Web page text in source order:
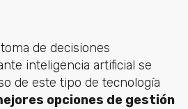
de decisiones
inteligencia artificial se
de este tipo de tecnología
opciones de gestión